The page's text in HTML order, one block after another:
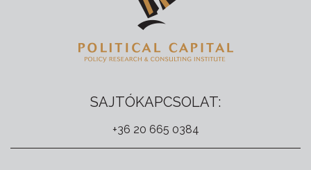
SAJTÓKAPCSOLAT:
+36 20 665 0384